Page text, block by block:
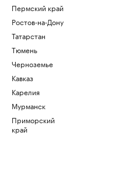
Пермский край
Ростов-на-Дону
Татарстан
Тюмень
Черноземье
Кавказ
Карелия
Мурманск
Приморский
край